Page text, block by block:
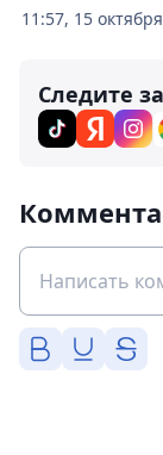
11:57, 15
Следите